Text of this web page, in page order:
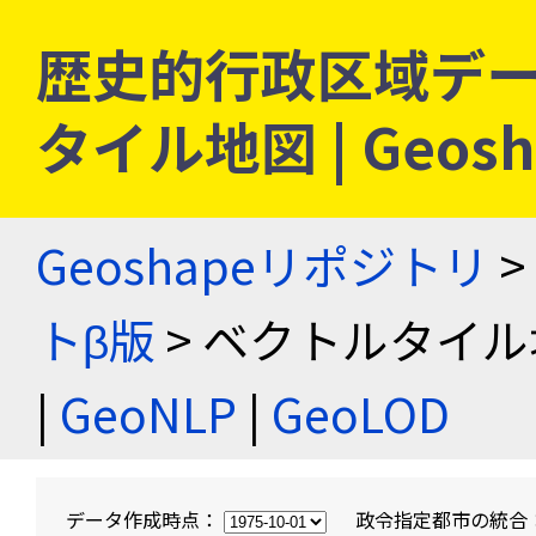
歴史的行政区域デ
タイル地図 |
Geoshapeリポジトリ >
トβ版 > ベクトルタイ
| GeoNLP | GeoLOD
データ作成時点： 政令指定都市の統